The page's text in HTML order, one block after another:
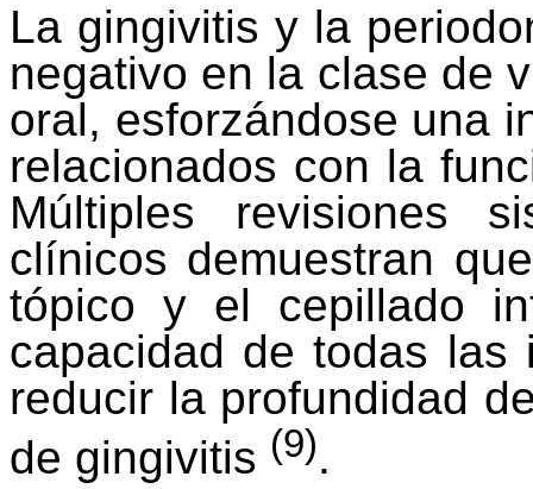
La gingivitis y la
negativo en la clase de
oral, esforzándose una
relacionados con la
Múltiples revisiones
clínicos demuestran
tópico y el cepillado
capacidad de todas las
reducir la profundidad
de gingivitis (9).